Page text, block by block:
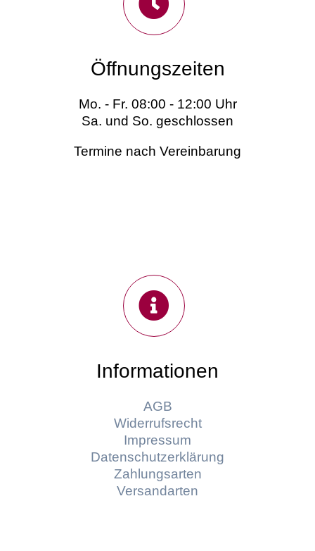
Öffnungszeiten
Mo. - Fr. 08:00 - 12:00 Uhr
Sa. und So. geschlossen
Termine nach Vereinbarung
Informationen
AGB
Widerrufsrecht
Impressum
Datenschutzerklärung
Zahlungsarten
Versandarten